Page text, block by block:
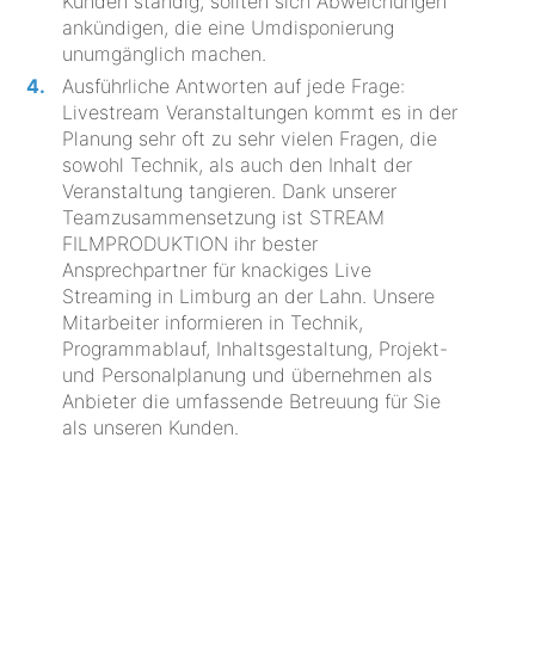
ankündigen, die eine Umdisponierung
unumgänglich machen.
Ausführliche Antworten auf jede Frage:
Livestream Veranstaltungen kommt es in der
Planung sehr oft zu sehr vielen Fragen, die
sowohl Technik, als auch den Inhalt der
Veranstaltung tangieren. Dank unserer
Teamzusammensetzung ist STREAM
FILMPRODUKTION ihr bester
Ansprechpartner für knackiges Live
Streaming in Limburg an der Lahn. Unsere
Mitarbeiter informieren in Technik,
Programmablauf, Inhaltsgestaltung, Projekt-
und Personalplanung und übernehmen als
Anbieter die umfassende Betreuung für Sie
als unseren Kunden.